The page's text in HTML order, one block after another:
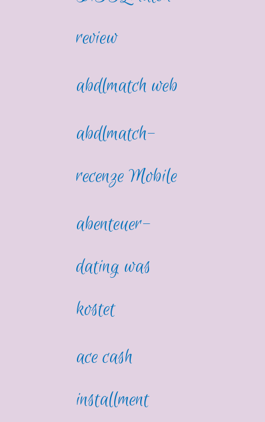
review
abdlmatch web
abdlmatch-
recenze Mobile
abenteuer-
dating was
kostet
ace cash
installment